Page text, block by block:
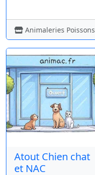
Animaleries Poissons
Atout Chien chat
et NAC